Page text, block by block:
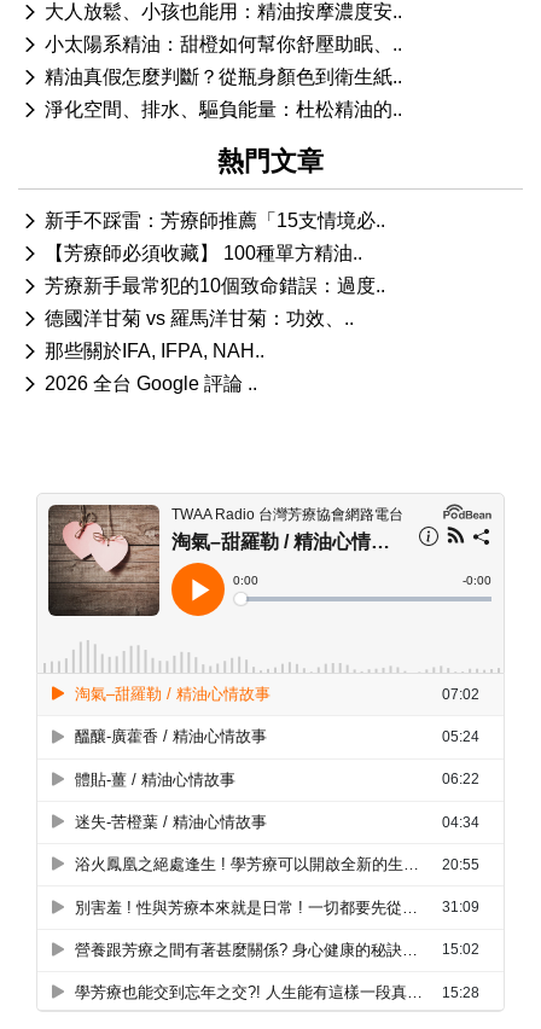
大人放鬆、小孩也能用：精油按摩濃度安..
小太陽系精油：甜橙如何幫你舒壓助眠、..
精油真假怎麼判斷？從瓶身顏色到衛生紙..
淨化空間、排水、驅負能量：杜松精油的..
熱門文章
新手不踩雷：芳療師推薦「15支情境必..
【芳療師必須收藏】 100種單方精油..
芳療新手最常犯的10個致命錯誤：過度..
德國洋甘菊 vs 羅馬洋甘菊：功效、..
那些關於IFA, IFPA, NAH..
2026 全台 Google 評論 ..